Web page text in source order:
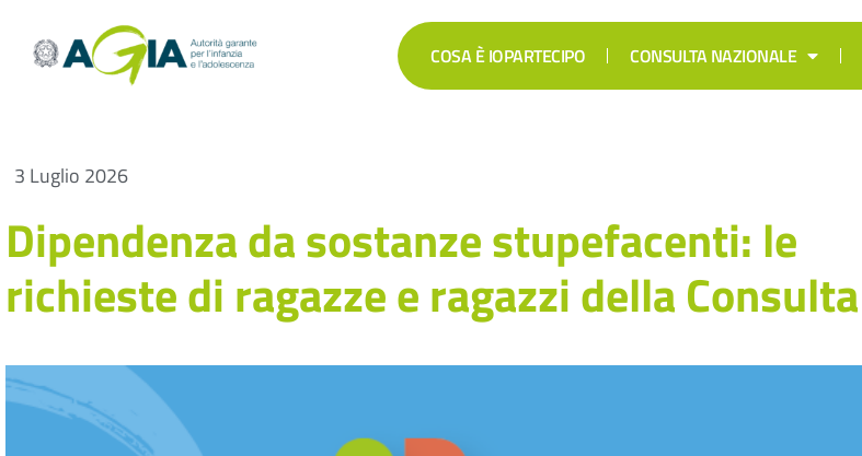
COSA È IOPARTECIPO CONSULTA NAZIONALE
3 Luglio 2026
Dipendenza da sostanze stupefacenti: le
richieste di ragazze e ragazzi della Consulta